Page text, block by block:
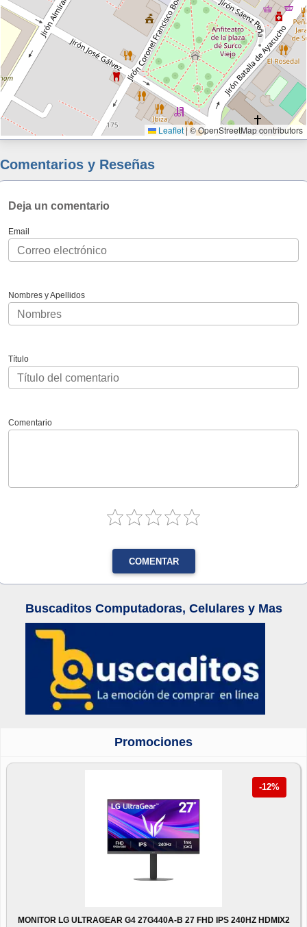
Leaflet|© OpenStreetMap contributors
Comentarios y Reseñas
Deja un comentario
Email
Nombres y Apellidos
Título
Comentario
COMENTAR
Buscaditos Computadoras, Celulares y Mas
Promociones
-12%
MONITOR LG ULTRAGEAR G4 27G440A-B 27 FHD IPS 240HZ HDMIX2